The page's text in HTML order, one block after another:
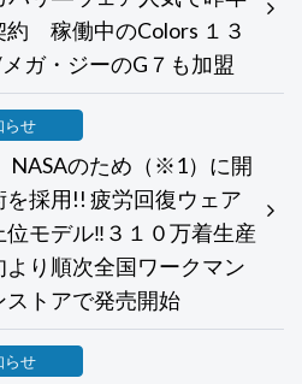
約 稼働中のColors １３
ガ・ジーのG７も加盟
らせ
NASAのため（※1）に開
採用!! 疲労回復ウェア
モデル‼３１０万着生産
り順次全国ワークマン
トアで発売開始
らせ